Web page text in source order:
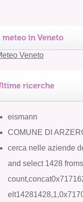
meteo in Veneto
ricerche
eismann
COMUNE DI
cerca nelle aziende
and select 1428